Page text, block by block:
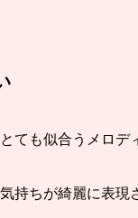
ても似合うメロデ
持ちが綺麗に表現